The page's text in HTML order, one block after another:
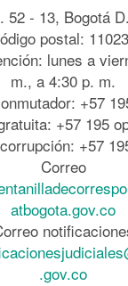
52 - 13, Bogotá
postal:
lunes a
m., a 4:30 p. m.
+57
+57 195
+57
Correo
atbogota.gov.co
.gov.co